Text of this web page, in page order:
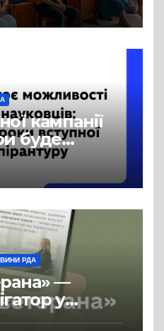
до
кампанії
буде
РДА
—
у